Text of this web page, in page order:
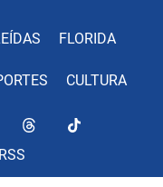
FLORIDA
CULTURA
RSS